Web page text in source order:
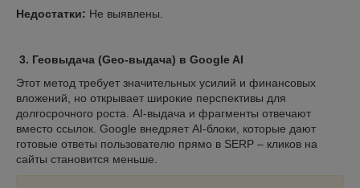
Недостатки: Не выявлены.
3. Геовыдача (Geo-выдача) в Google AI
Этот метод требует значительных усилий и финансовых
вложений, но открывает широкие перспективы для
долгосрочного роста. AI‑выдача и фрагменты отвечают
вместо ссылок. Google внедряет AI‑блоки, которые дают
готовые ответы пользователю прямо в SERP – кликов на
сайты становится меньше.